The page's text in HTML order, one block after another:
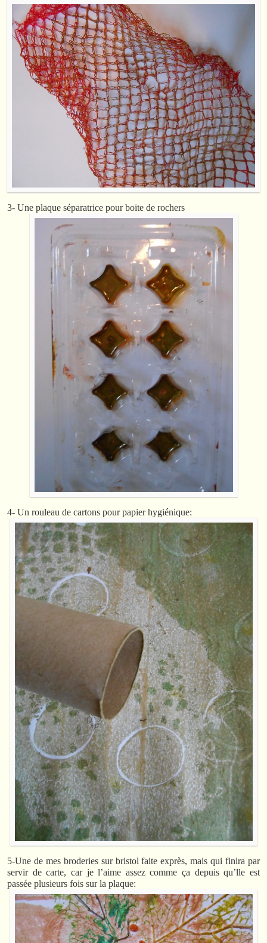
3- Une plaque séparatrice pour boite de rochers
4- Un rouleau de cartons pour papier hygiénique:
5-Une de mes broderies sur bristol faite exprès, mais qui finira par
servir de carte, car je l’aime assez comme ça depuis qu’lle est
passée plusieurs fois sur la plaque: